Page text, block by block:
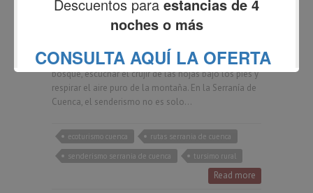
No Comments
Senderismo en la Serranía de Cuenca: salud,
naturaleza y aventura a cada paso Hay pocas
sensaciones tan revitalizantes como caminar por el
bosque, escuchar el crujir de las hojas bajo los pies y
respirar el aire puro de la montaña. En la Serranía de
Cuenca, el senderismo no es solo…
ecoturismo cuenca
rutas serrania de cuenca
senderismo serrania de cuenca
tursimo rural
Read more